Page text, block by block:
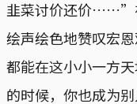
韭菜讨价还价……”
绘声绘色地赞叹宏
都能在这小小一方
的时候，你也成为